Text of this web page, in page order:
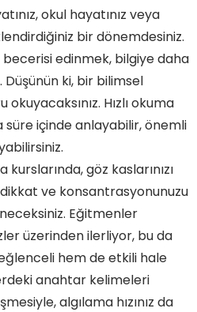
okul hayatınız veya
bir dönemdesiniz.
becerisi edinmek, bilgiye daha
Düşünün ki, bir bilimsel
Hızlı okuma
süre içinde anlayabilir, önemli
kurslarında, göz kaslarınızı
ve konsantrasyonunuzu
Eğitmenler
üzerinden ilerliyor, bu da
hem de etkili hale
anahtar kelimeleri
algılama hızınız da
Hızlı Okuma Kursu
Beceriler: Hızlı
Katlamak Mümkün: Çankaya
Davet
Etkili Bir Okuyucu Olun:
Eğitimi
Yeni Bir Soluk: Çankaya
Okuma Eğitmenleriyle
Akıllıca Okuyun!
Kursu'na nasıl
nedir?
için uygundur?
beceriler nelerdir?
ne kadar etkili?